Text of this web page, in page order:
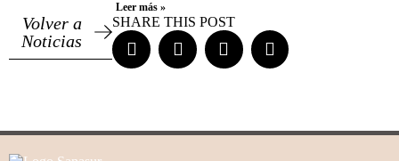
Volver a
Noticias
SHARE THIS POST
Leer más »